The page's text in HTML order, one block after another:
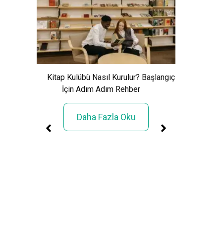
Kitap Kulübü Nasıl Kurulur? Başlangıç
İçin Adım Adım Rehber
Daha Fazla Oku